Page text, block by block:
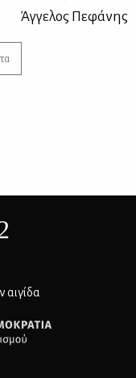
Άγ­γε­λος Πε­φά­νης
αιγίδα